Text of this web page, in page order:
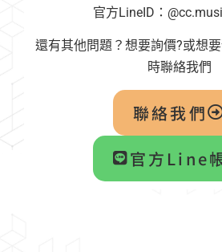
官方LineID：
還有其他問題？想要詢價?或想
時聯絡我們
聯絡我們
官方Line